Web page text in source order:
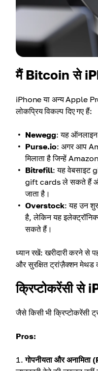
मैं Bitcoin से
iPhone या अन्य Apple
लोकप्रिय विकल्प दिए गए हैं:
Newegg: यह
Purse.io: अगर आप
मिलाता है जिन्हें
Bitrefill: यह वेबसाइट
gift cards ले सकते हैं और
जाता है।
Overstock: यह उन
है, लेकिन यह
सकते हैं।
ध्यान रखें: खरीदारी करने से
और सुरक्षित ट्रांज़ैक्शन मेथड
क्रिप्टोकरेंसी
जैसे किसी भी क्रिप्टोकरेंसी
Pros:
गोपनीयता और